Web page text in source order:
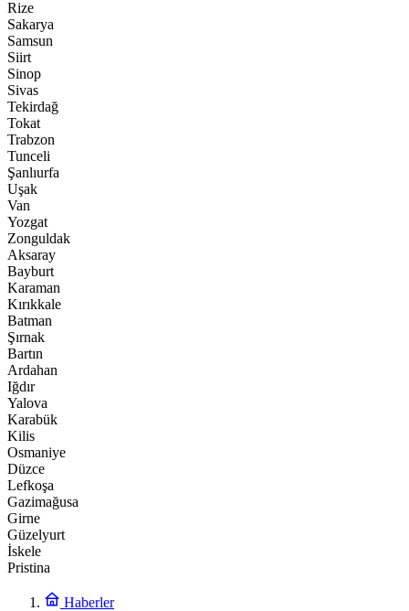
Rize
Sakarya
Samsun
Siirt
Sinop
Sivas
Tekirdağ
Tokat
Trabzon
Tunceli
Şanlıurfa
Uşak
Van
Yozgat
Zonguldak
Aksaray
Bayburt
Karaman
Kırıkkale
Batman
Şırnak
Bartın
Ardahan
Iğdır
Yalova
Karabük
Kilis
Osmaniye
Düzce
Lefkoşa
Gazimağusa
Girne
Güzelyurt
İskele
Pristina
Haberler